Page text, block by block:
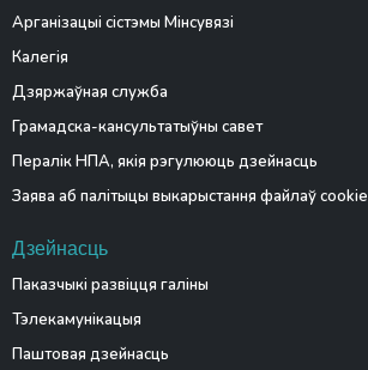
Арганізацыі сістэмы Мінсувязі
Калегія
Дзяржаўная служба
Грамадска-кансультатыўны савет
Пералік НПА, якія рэгулююць дзейнасць
Заява аб палітыцы выкарыстання файлаў cookie
Дзейнасць
Паказчыкі развіцця галіны
Тэлекамунікацыя
Паштовая дзейнасць